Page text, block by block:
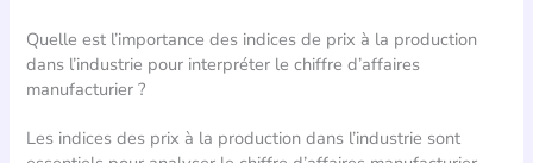
Quelle est l’importance des indices de prix à la production
dans l’industrie pour interpréter le chiffre d’affaires
manufacturier ?
Les indices des prix à la production dans l’industrie sont